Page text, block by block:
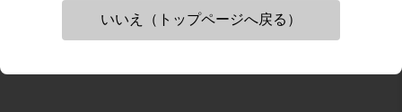
〒550-0003 大阪府大阪市西区京町堀一丁目8番33号
いいえ（トップページへ戻る）